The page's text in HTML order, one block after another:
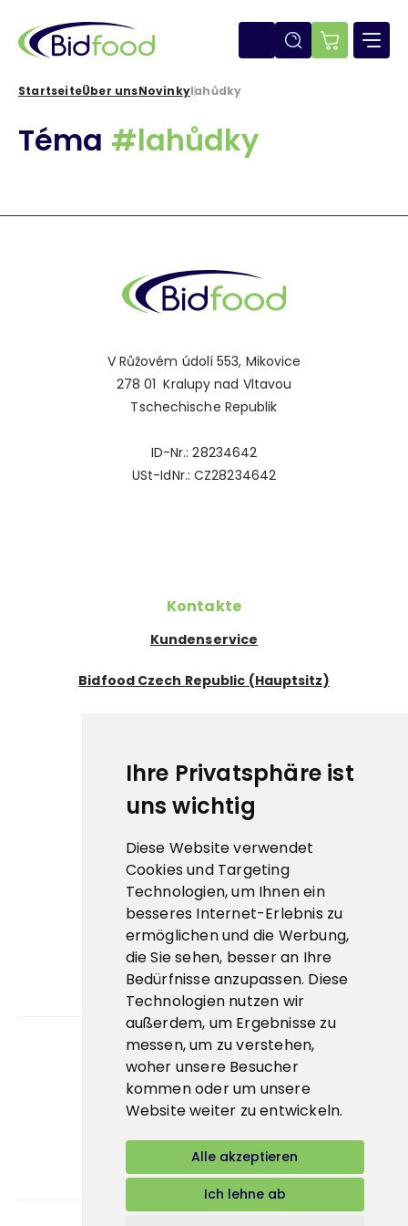
Ihre Privatsphäre ist
uns wichtig
Diese Website verwendet
Cookies und Targeting
Technologien, um Ihnen ein
besseres Internet-Erlebnis zu
ermöglichen und die Werbung,
die Sie sehen, besser an Ihre
Bedürfnisse anzupassen. Diese
Technologien nutzen wir
außerdem, um Ergebnisse zu
messen, um zu verstehen,
woher unsere Besucher
kommen oder um unsere
Website weiter zu entwickeln.
Alle akzeptieren
Ich lehne ab
zum
Inhalt
E-
StartseiteÜber unsNovinkylahůdky
Téma #lahůdky
V Růžovém údolí 553, Mikovice
278 01 Kralupy nad Vltavou
Tschechische Republik
ID-Nr.: 28234642
USt-IdNr.: CZ28234642
Kontakte
Kundenservice
Bidfood Czech Republic (Hauptsitz)
Datenschutz
ESG
Zertifikate
Wichtige Links
Bidcorp Group ↗
Prima Eis↗
App
E-shop